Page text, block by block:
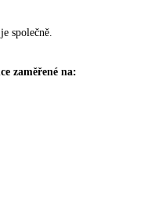
společně.
zaměřené na: